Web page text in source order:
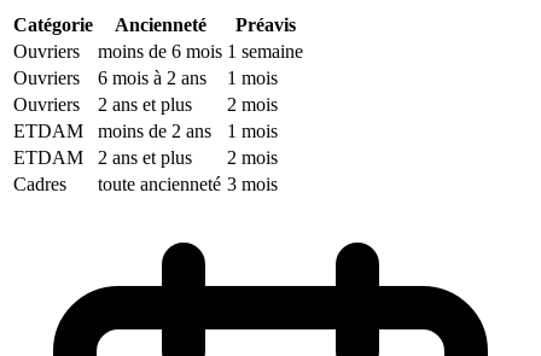
Catégorie Ancienneté
Préavis
Ouvriers
moins de 6 mois 1 semaine
Ouvriers
6 mois à 2 ans
1 mois
Ouvriers
2 ans et plus
2 mois
ETDAM
moins de 2 ans
1 mois
ETDAM
2 ans et plus
2 mois
Cadres
toute ancienneté 3 mois